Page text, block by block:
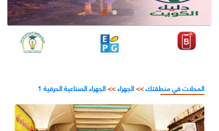
المحلات في منطقتك>>الجهراء>>الجهراء الصناعية الحرفية 1